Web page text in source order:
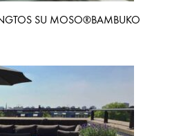
SU MOSO®BAMBUKO